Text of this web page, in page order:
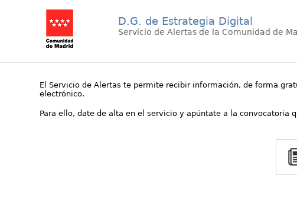
D.G. de Estrategia Digital
Servicio de Alertas de la Comunidad de
El Servicio de Alertas te permite recibir información, de forma
electrónico.
Para ello, date de alta en el servicio y apúntate a la convocatoria